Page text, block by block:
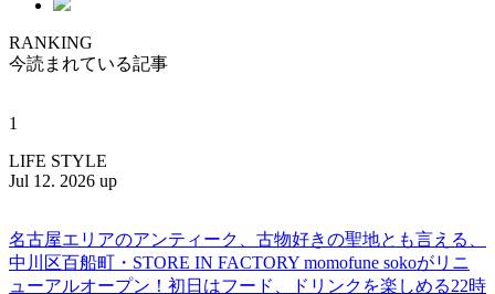
RANKING
今読まれている記事
1
LIFE STYLE
Jul 12. 2026 up
名古屋エリアのアンティーク、古物好きの聖地とも言える、
中川区百船町・STORE IN FACTORY momofune sokoがリニ
ューアルオープン！初日はフード、ドリンクを楽しめる22時